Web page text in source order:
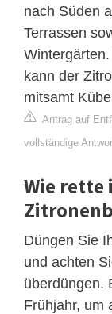
nach Süden
Terrassen
kann der
mitsamt
Antrag auf
vollständige
Wie rette
Düngen Sie
und achten
überdüngen.
Frühjahr, um